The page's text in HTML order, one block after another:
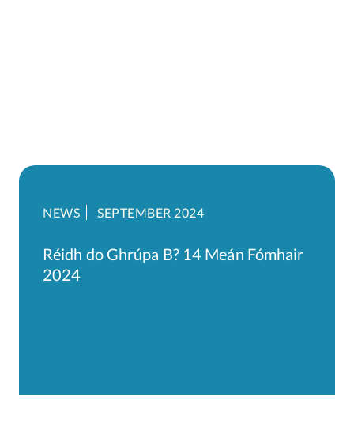
NEWS SEPTEMBER 2024
Réidh do Ghrúpa B? 14 Meán Fómhair
2024